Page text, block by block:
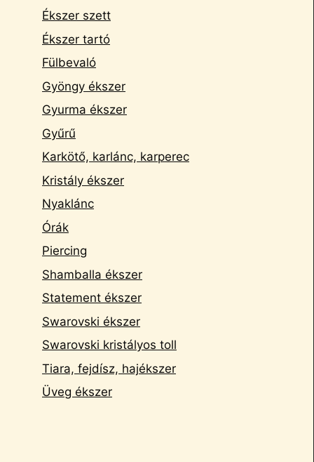
Ékszer szett
Ékszer tartó
Fülbevaló
Gyöngy ékszer
Gyurma ékszer
Gyűrű
Karkötő, karlánc, karperec
Kristály ékszer
Nyaklánc
Órák
Piercing
Shamballa ékszer
Statement ékszer
Swarovski ékszer
Swarovski kristályos toll
Tiara, fejdísz, hajékszer
Üveg ékszer